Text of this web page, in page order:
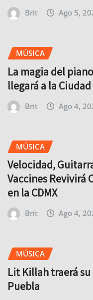
Brit Ago 5,
MÚSICA
La magia del
llegará a la
Brit Ago 4,
MÚSICA
Velocidad,
Vaccines Revivirá
en la CDMX
Brit Ago 4,
MÚSICA
Lit Killah traerá su
Puebla